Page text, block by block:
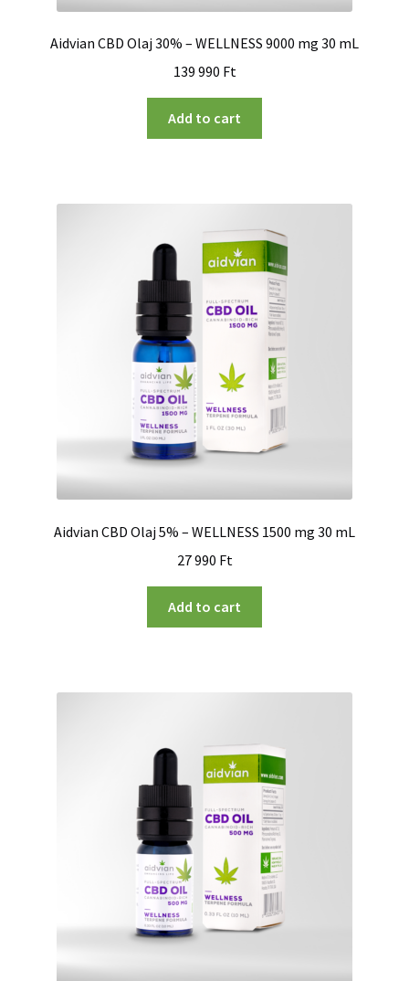
Aidvian CBD Olaj 30% – WELLNESS 9000 mg 30 mL
139 990 Ft
Add to cart
Aidvian CBD Olaj 5% – WELLNESS 1500 mg 30 mL
27 990 Ft
Add to cart